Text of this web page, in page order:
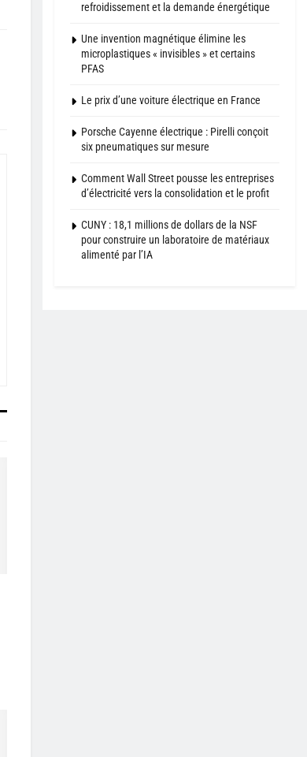
refroidissement et la demande énergétique
Une invention magnétique élimine les
microplastiques « invisibles » et certains
PFAS
Le prix d’une voiture électrique en France
Porsche Cayenne électrique : Pirelli conçoit
six pneumatiques sur mesure
Comment Wall Street pousse les entreprises
d’électricité vers la consolidation et le profit
CUNY : 18,1 millions de dollars de la NSF
pour construire un laboratoire de matériaux
alimenté par l’IA